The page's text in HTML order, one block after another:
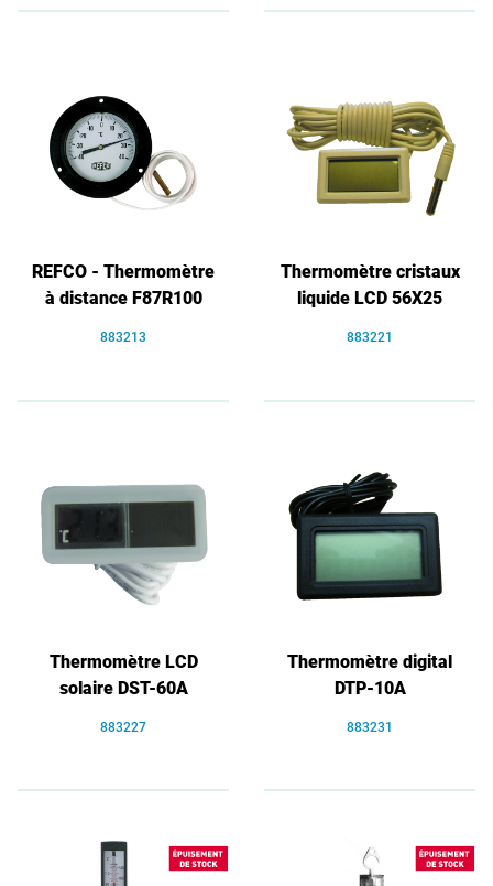
REFCO - Thermomètre
à distance F87R100
883213
Thermomètre cristaux
liquide LCD 56X25
883221
Thermomètre LCD
solaire DST-60A
883227
Thermomètre digital
DTP-10A
883231